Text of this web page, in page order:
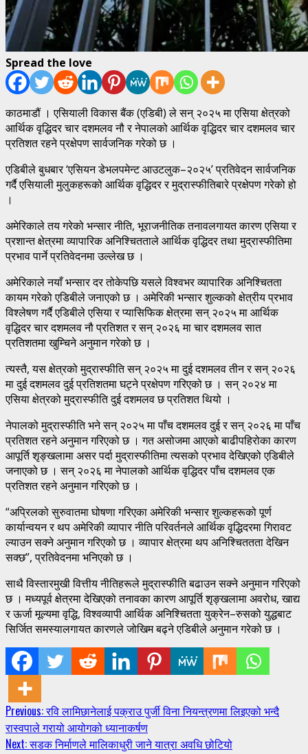
Spread the love
काठमाडौं । एसियाली विकास बैंक (एडिबी) ले सन् २०२५ मा एसिया क्षेत्रको
आर्थिक वृद्धिदर चार दशमलव नौ र नेपालको आर्थिक वृद्धिदर चार दशमलव चार
प्रतिशत रहने प्रक्षेपण सार्वजनिक गरेको छ ।
एडिबीले बुधबार ‘एसियन डेभलपमेन्ट आउटलुक–२०२५’ प्रतिवेदन सार्वजनिक
गर्दै एसियाली मुलुकहरूको आर्थिक वृद्धिदर र मुद्रास्फीतिबारे प्रक्षेपण गरेको हो
।
अमेरिकाले तय गरेको भन्सार नीति, भूराजनीतिक तनावलगायत कारण एसिया र
प्रशान्त क्षेत्रमा व्यापारिक अनिश्चितताले आर्थिक वृद्धिदर तथा मुद्रास्फीतिमा
प्रभाव पार्ने प्रतिवेदनमा उल्लेख छ ।
अमेरिकाले नयाँ भन्सार दर तोकेपछि यसले विश्वभर व्यापारिक अनिश्चितता
कायम गरेको एडिबीले जनाएको छ । अमेरिकी भन्सार शुल्कको क्षेत्रीय प्रभाव
विश्लेषण गर्दै एडिबीले एसिया र प्यासिफिक क्षेत्रमा सन् २०२५ मा आर्थिक
वृद्धिदर चार दशमलव नौ प्रतिशत र सन् २०२६ मा चार दशमलव सात
प्रतिशतमा खुम्चिने अनुमान गरेको छ ।
त्यस्तै, यस क्षेत्रको मुद्रास्फीति सन् २०२५ मा दुई दशमलव तीन र सन् २०२६
मा दुई दशमलव दुई प्रतिशतमा घट्ने प्रक्षेपण गरिएको छ । सन् २०२४ मा
एसिया क्षेत्रको मुद्रास्फीति दुई दशमलव छ प्रतिशत थियो ।
नेपालको मुद्रास्फीति भने सन् २०२५ मा पाँच दशमलव दुई र सन् २०२६ मा पाँच
प्रतिशत रहने अनुमान गरिएको छ । गत असोजमा आएको बाढीपहिरोका कारण
आपूर्ति शृङ्खलामा असर पर्दा मुद्रास्फीतिमा त्यसको प्रभाव देखिएको एडिबीले
जनाएको छ । सन् २०२६ मा नेपालको आर्थिक वृद्धिदर पाँच दशमलव एक
प्रतिशत रहने अनुमान गरिएको छ ।
“अप्रिलको सुरुवातमा घोषणा गरिएका अमेरिकी भन्सार शुल्कहरूको पूर्ण
कार्यान्वयन र थप अमेरिकी व्यापार नीति परिवर्तनले आर्थिक वृद्धिदरमा गिरावट
ल्याउन सक्ने अनुमान गरिएको छ । व्यापार क्षेत्रमा थप अनिश्चिततता देखिन
सक्छ”, प्रतिवेदनमा भनिएको छ ।
साथै विस्तारमुखी वित्तीय नीतिहरूले मुद्रास्फीति बढाउन सक्ने अनुमान गरिएको
छ । मध्यपूर्व क्षेत्रमा देखिएको तनावका कारण आपूर्ति शृङ्खलामा अवरोध, खाद्य
र ऊर्जा मूल्यमा वृद्धि, विश्वव्यापी आर्थिक अनिश्चितता युक्रेन–रुसको युद्धबाट
सिर्जित समस्यालगायत कारणले जोखिम बढ्ने एडिबीले अनुमान गरेको छ ।
Continue
Reading
Previous:रवि लामिछानेलाई पक्राउ पुर्जी विना नियन्त्रणमा लिइएको भन्दै
रास्वपाले गरायो आयोगको ध्यानाकर्षण
Next:सडक निर्माणले मालिकाधुरी जाने यात्रा अवधि छोटियो